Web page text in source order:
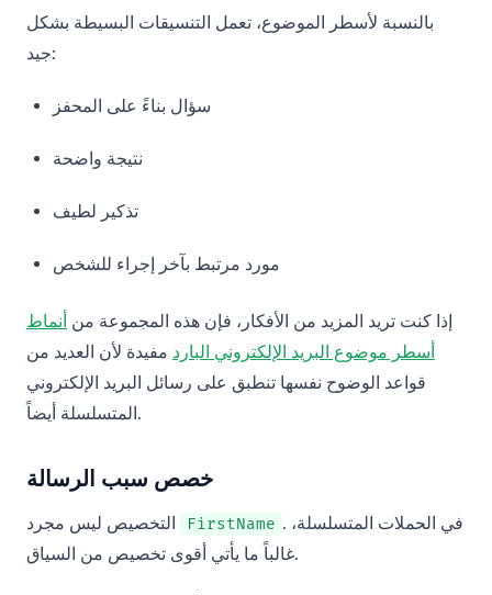
بالنسبة لأسطر الموضوع، تعمل التنسيقات البسيطة بشكل
جيد:
سؤال بناءً على المحفز
نتيجة واضحة
تذكير لطيف
مورد مرتبط بآخر إجراء للشخص
إذا كنت تريد المزيد من الأفكار، فإن هذه المجموعة من أنماط
أسطر موضوع البريد الإلكتروني البارد مفيدة لأن العديد من
قواعد الوضوح نفسها تنطبق على رسائل البريد الإلكتروني
المتسلسلة أيضاً.
خصص سبب الرسالة
FirstName . في الحملات المتسلسلة،
غالباً ما يأتي أقوى تخصيص من السياق.